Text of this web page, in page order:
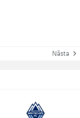
Nästa